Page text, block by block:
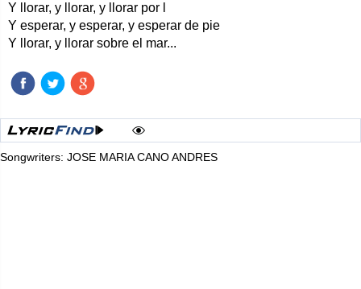
Y llorar, y llorar, y llorar por l
Y esperar, y esperar, y esperar de pie
Y llorar, y llorar sobre el mar...
Songwriters: JOSE MARIA CANO ANDRES